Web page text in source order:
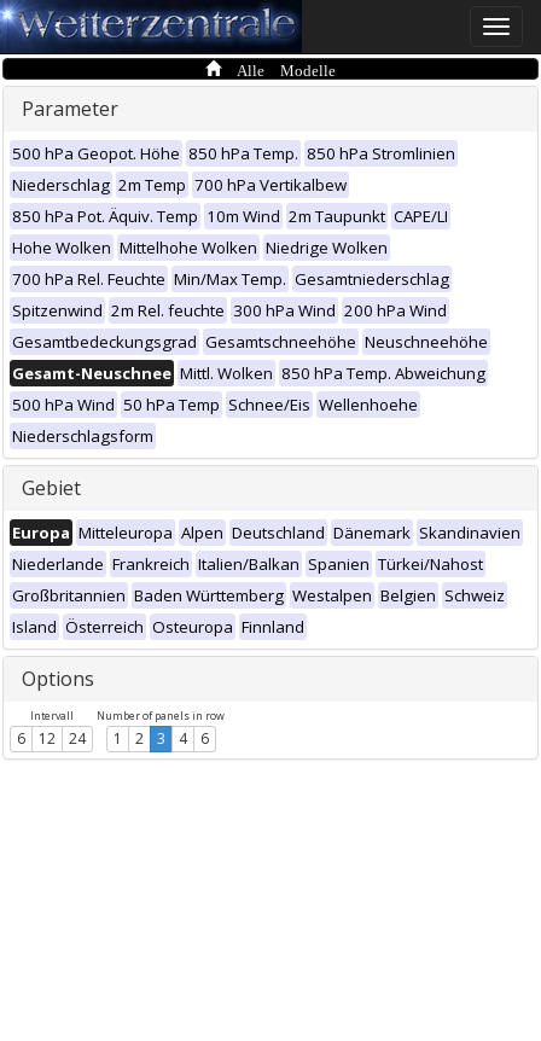
Toggle
Alle Modelle
Parameter
500 hPa Geopot. Höhe 850 hPa Temp. 850 hPa Stromlinien
Niederschlag 2m Temp 700 hPa Vertikalbew
850 hPa Pot. Äquiv. Temp 10m Wind 2m Taupunkt CAPE/LI
Hohe Wolken Mittelhohe Wolken Niedrige Wolken
700 hPa Rel. Feuchte Min/Max Temp. Gesamtniederschlag
Spitzenwind 2m Rel. feuchte 300 hPa Wind 200 hPa Wind
Gesamtbedeckungsgrad Gesamtschneehöhe Neuschneehöhe
Gesamt-Neuschnee Mittl. Wolken 850 hPa Temp. Abweichung
500 hPa Wind 50 hPa Temp Schnee/Eis Wellenhoehe
Niederschlagsform
Gebiet
Europa Mitteleuropa Alpen Deutschland Dänemark Skandinavien
Niederlande Frankreich Italien/Balkan Spanien Türkei/Nahost
Großbritannien Baden Württemberg Westalpen Belgien Schweiz
Island Österreich Osteuropa Finnland
Options
Intervall
6 12 24
Number of panels in row
1 2 3 4 6